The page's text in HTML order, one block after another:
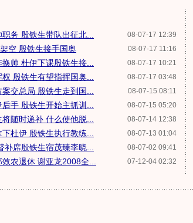
08-07-17 12:39
务 殷铁生带队出征北...
08-07-17 11:16
空 殷铁生接手国奥
08-07-17 10:21
帅 杜伊下课殷铁生接...
08-07-17 03:48
殷铁生有望指挥国奥...
08-07-15 08:11
交总局 殷铁生走到国...
08-07-15 05:20
手 殷铁生开始主抓训...
08-07-14 12:38
随时递补 什么使他脱...
08-07-13 01:04
杜伊 殷铁生执行教练...
08-07-02 09:41
席殷铁生宿茂臻李晓...
07-12-04 02:32
农退休 谢亚龙2008全...